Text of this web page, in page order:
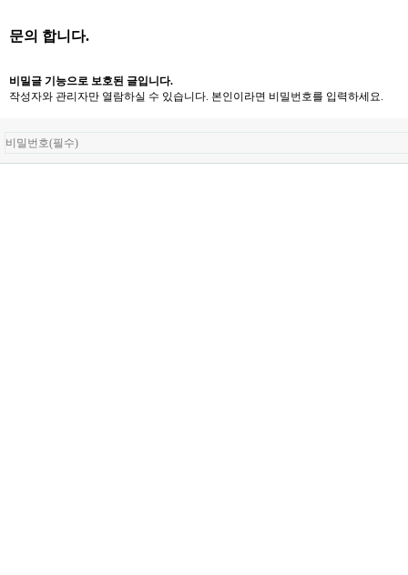
문의 합니다.
비밀글 기능으로 보호된 글입니다.
작성자와 관리자만 열람하실 수 있습니다. 본인이라면 비밀번호를 입력하세요.